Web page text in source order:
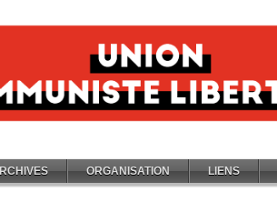
ORGANISATION LIENS